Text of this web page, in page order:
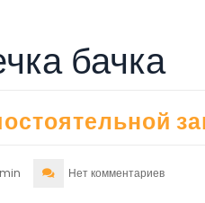
бачка
Нет комментариев